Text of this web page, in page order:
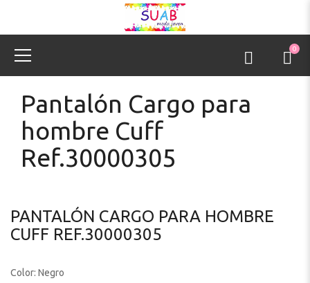
0
Pantalón Cargo para
hombre Cuff
Ref.30000305
PANTALÓN CARGO PARA HOMBRE
CUFF REF.30000305
Color: Negro